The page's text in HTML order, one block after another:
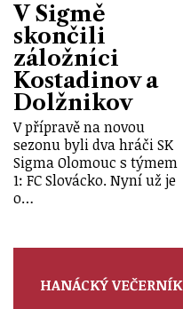
V Sigmě
skončili
záložníci
Kostadinov a
Dolžnikov
V přípravě na novou
sezonu byli dva hráči SK
Sigma Olomouc s týmem
1: FC Slovácko. Nyní už je
o…
HANÁCKÝ VEČERNÍK